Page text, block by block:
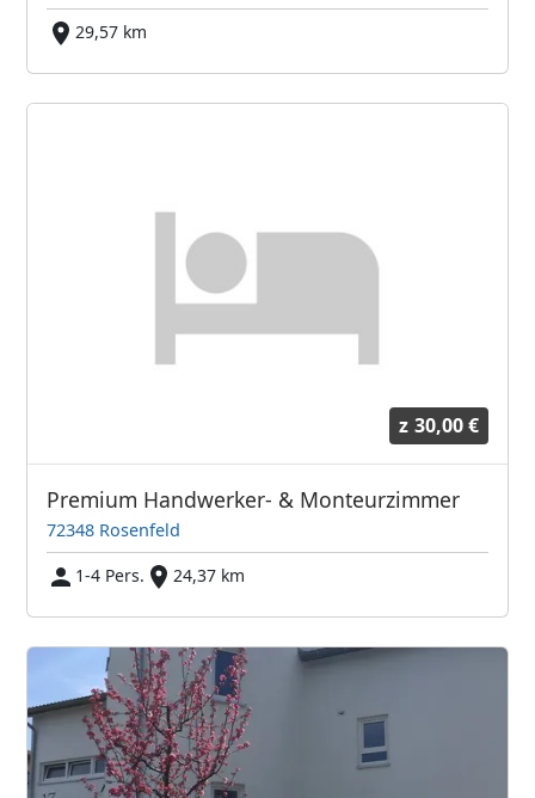
29,57 km
z 30,00 €
Premium Handwerker- & Monteurzimmer
72348 Rosenfeld
1-4 Pers.
24,37 km